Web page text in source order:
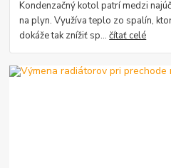
Kondenzačný kotol patrí medzi
na plyn. Využíva teplo zo spalín,
dokáže tak znížiť sp...čítať celé